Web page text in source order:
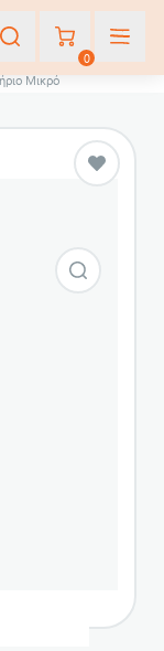
0
Μικρό